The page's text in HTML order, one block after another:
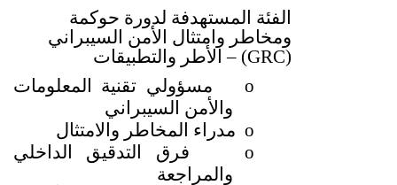
الفئة المستهدفة لدورة حوكمة
ومخاطر وامتثال الأمن السيبراني
(GRC) –
الأطر والتطبيقات
o
مسؤولي تقنية المعلومات
والأمن السيبراني
o مدراء المخاطر والامتثال
o
فرق التدقيق الداخلي
والمراجعة